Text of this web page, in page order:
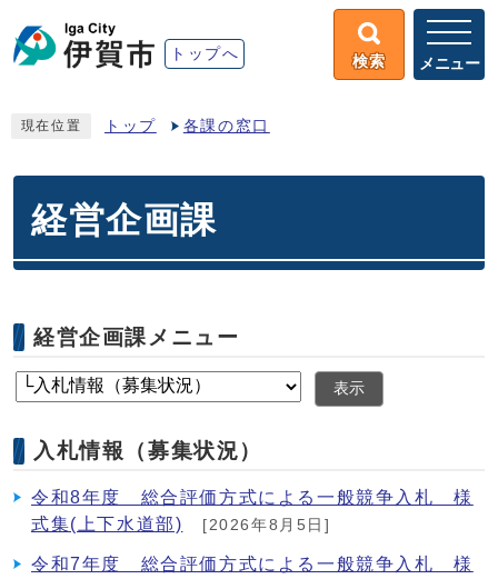
トップへ 検索 メニュー
現在位置 トップ 各課の窓口
経営企画課
経営企画課メニュー
表示
入札情報（募集状況）
令和8年度 総合評価方式による一般競争入札 様
式集(上下水道部)
[2026年8月5日]
令和7年度 総合評価方式による一般競争入札 様